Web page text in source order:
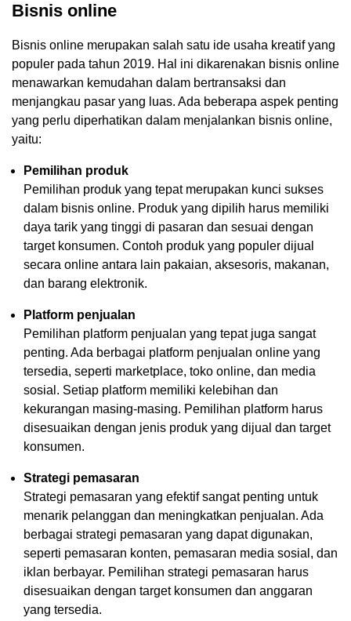
Bisnis online
Bisnis online merupakan salah satu ide usaha kreatif yang
populer pada tahun 2019. Hal ini dikarenakan bisnis online
menawarkan kemudahan dalam bertransaksi dan
menjangkau pasar yang luas. Ada beberapa aspek penting
yang perlu diperhatikan dalam menjalankan bisnis online,
yaitu:
Pemilihan produk
Pemilihan produk yang tepat merupakan kunci sukses
dalam bisnis online. Produk yang dipilih harus memiliki
daya tarik yang tinggi di pasaran dan sesuai dengan
target konsumen. Contoh produk yang populer dijual
secara online antara lain pakaian, aksesoris, makanan,
dan barang elektronik.
Platform penjualan
Pemilihan platform penjualan yang tepat juga sangat
penting. Ada berbagai platform penjualan online yang
tersedia, seperti marketplace, toko online, dan media
sosial. Setiap platform memiliki kelebihan dan
kekurangan masing-masing. Pemilihan platform harus
disesuaikan dengan jenis produk yang dijual dan target
konsumen.
Strategi pemasaran
Strategi pemasaran yang efektif sangat penting untuk
menarik pelanggan dan meningkatkan penjualan. Ada
berbagai strategi pemasaran yang dapat digunakan,
seperti pemasaran konten, pemasaran media sosial, dan
iklan berbayar. Pemilihan strategi pemasaran harus
disesuaikan dengan target konsumen dan anggaran
yang tersedia.